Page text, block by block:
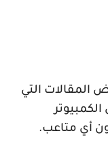
المقالات التي
أي متاعب.